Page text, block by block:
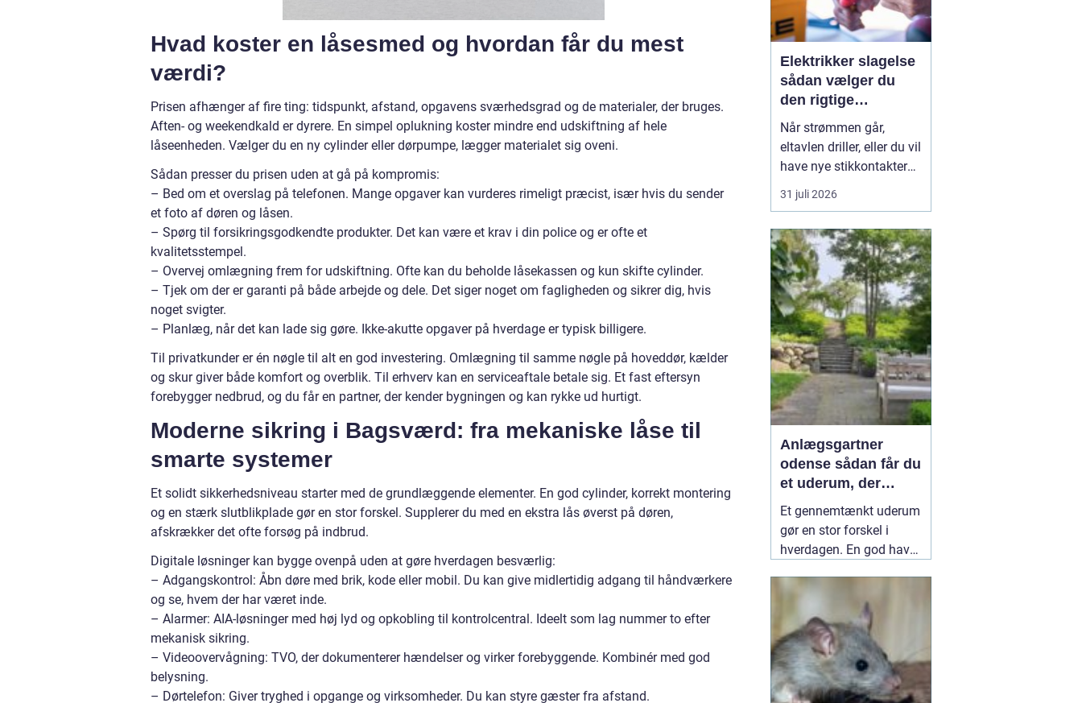
Hvad koster en låsesmed og hvordan får du mest
værdi?
Prisen afhænger af fire ting: tidspunkt, afstand, opgavens sværhedsgrad og de materialer, der bruges.
Aften- og weekendkald er dyrere. En simpel oplukning koster mindre end udskiftning af hele
låseenheden. Vælger du en ny cylinder eller dørpumpe, lægger materialet sig oveni.
Sådan presser du prisen uden at gå på kompromis:
– Bed om et overslag på telefonen. Mange opgaver kan vurderes rimeligt præcist, især hvis du sender
et foto af døren og låsen.
– Spørg til forsikringsgodkendte produkter. Det kan være et krav i din police og er ofte et
kvalitetsstempel.
– Overvej omlægning frem for udskiftning. Ofte kan du beholde låsekassen og kun skifte cylinder.
– Tjek om der er garanti på både arbejde og dele. Det siger noget om fagligheden og sikrer dig, hvis
noget svigter.
– Planlæg, når det kan lade sig gøre. Ikke-akutte opgaver på hverdage er typisk billigere.
Til privatkunder er én nøgle til alt en god investering. Omlægning til samme nøgle på hoveddør, kælder
og skur giver både komfort og overblik. Til erhverv kan en serviceaftale betale sig. Et fast eftersyn
forebygger nedbrud, og du får en partner, der kender bygningen og kan rykke ud hurtigt.
Moderne sikring i Bagsværd: fra mekaniske låse til
smarte systemer
Et solidt sikkerhedsniveau starter med de grundlæggende elementer. En god cylinder, korrekt montering
og en stærk slutblikplade gør en stor forskel. Supplerer du med en ekstra lås øverst på døren,
afskrækker det ofte forsøg på indbrud.
Digitale løsninger kan bygge ovenpå uden at gøre hverdagen besværlig:
– Adgangskontrol: Åbn døre med brik, kode eller mobil. Du kan give midlertidig adgang til håndværkere
og se, hvem der har været inde.
– Alarmer: AIA-løsninger med høj lyd og opkobling til kontrolcentral. Ideelt som lag nummer to efter
mekanisk sikring.
– Videoovervågning: TVO, der dokumenterer hændelser og virker forebyggende. Kombinér med god
belysning.
– Dørtelefon: Giver tryghed i opgange og virksomheder. Du kan styre gæster fra afstand.
Elektrikker slagelse
sådan vælger du
den rigtige
elektriker til
opgaven
Når strømmen går,
eltavlen driller, eller du vil
have nye stikkontakter
og belysning, er en
dygtig elektriker
sikkerhed og komfort. I
og omkring Slagelse
findes der mange el-
firmaer, og valget kan
virke uoverskueligt.
Hvordan sikre...
31 juli 2026
Anlægsgartner
odense sådan får du
et uderum, der
holder i mange år
Et gennemtænkt uderum
gør en stor forskel i
hverdagen. En god have
fællesareal giver ro i
hovedet, plads til
fællesskab og bedre
rammer for både
mennesker og natur.
Mange i og omkring